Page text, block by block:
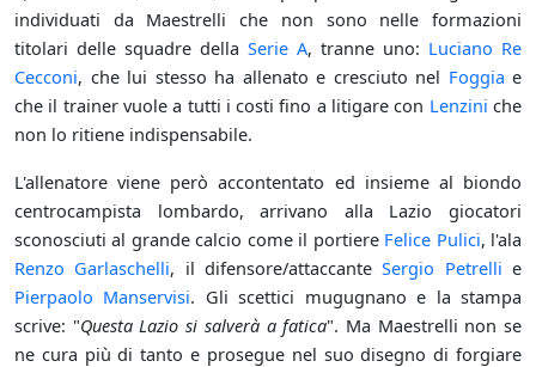
individuati da Maestrelli che non sono nelle formazioni
titolari delle squadre della Serie A, tranne uno: Luciano Re
Cecconi, che lui stesso ha allenato e cresciuto nel Foggia e
che il trainer vuole a tutti i costi fino a litigare con Lenzini che
non lo ritiene indispensabile.
L'allenatore viene però accontentato ed insieme al biondo
centrocampista lombardo, arrivano alla Lazio giocatori
sconosciuti al grande calcio come il portiere Felice Pulici, l'ala
Renzo Garlaschelli, il difensore/attaccanteSergio Petrelli e
Pierpaolo Manservisi. Gli scettici mugugnano e la stampa
scrive: "Questa Lazio si salverà a fatica". Ma Maestrelli non se
ne cura più di tanto e prosegue nel suo disegno di forgiare